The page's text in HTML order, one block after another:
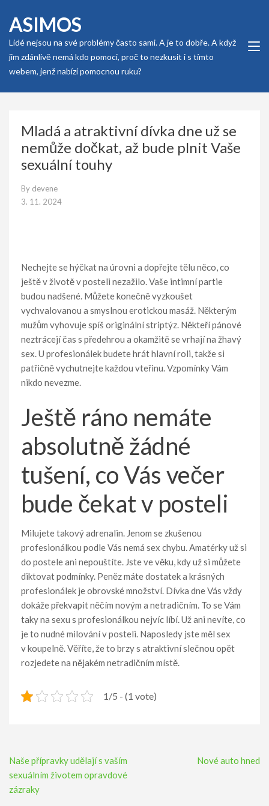
content
Enter)
ASIMOS
Lidé nejsou na své problémy často sami. A je to dobře. A když
jim zdánlivě nemá kdo pomoci, proč to nezkusit i s tímto
webem, jenž nabízí pomocnou ruku?
Mladá a atraktivní dívka dne už se
nemůže dočkat, až bude plnit Vaše
sexuální touhy
By devene
3. 11. 2024
Nechejte se hýčkat na úrovni a dopřejte tělu něco, co
ještě v životě v posteli nezažilo. Vaše intimní partie
budou nadšené. Můžete konečně vyzkoušet
vychvalovanou a smyslnou erotickou masáž. Některým
mužům vyhovuje spíš originální striptýz. Někteří pánové
neztrácejí čas s předehrou a okamžitě se vrhají na žhavý
sex. U profesionálek budete hrát hlavní roli, takže si
patřičně vychutnejte každou vteřinu. Vzpomínky Vám
nikdo nevezme.
Ještě ráno nemáte
absolutně žádné
tušení, co Vás večer
bude čekat v posteli
Milujete takový adrenalin. Jenom se zkušenou
profesionálkou podle Vás nemá sex chybu. Amatérky už si
do postele ani nepouštíte. Jste ve věku, kdy už si můžete
diktovat podmínky. Peněz máte dostatek a krásných
profesionálek je obrovské množství. Dívka dneVás vždy
dokáže překvapit něčím novým a netradičním. To se Vám
taky na sexu s profesionálkou nejvíc líbí. Už ani nevíte, co
je to nudné milování v posteli. Naposledy jste měl sex
v koupelně. Věříte, že to brzy s atraktivní slečnou opět
rozjedete na nějakém netradičním místě.
1/5 - (1 vote)
Navigace
pro
příspěvek
Naše přípravky udělají s vaším
sexuálním životem opravdové
zázraky
Nové auto hned